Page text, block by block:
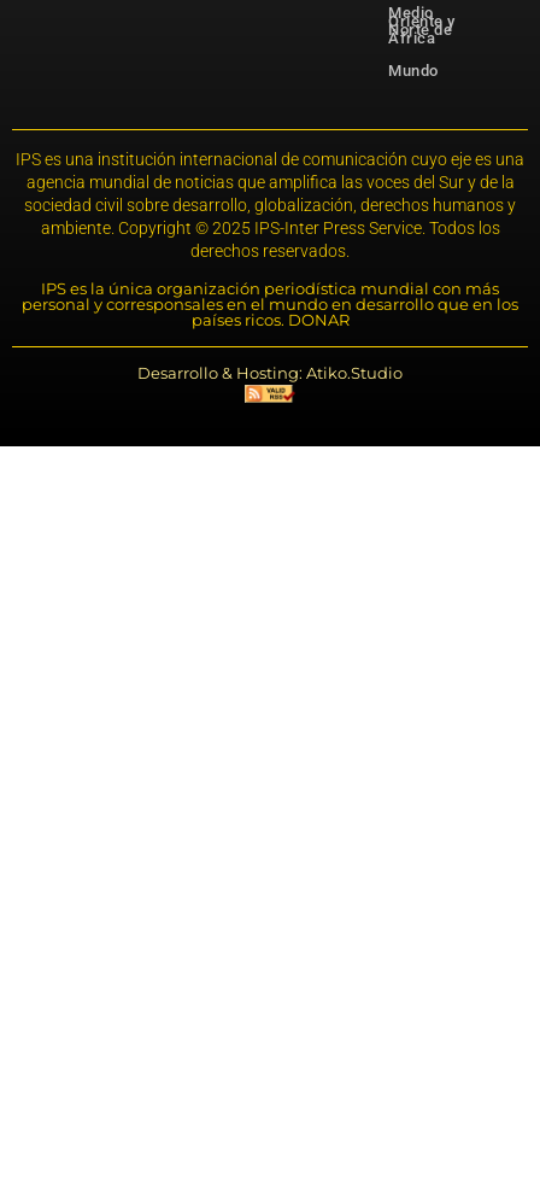
Medio
Oriente y
Norte de
África
Mundo
IPS es una institución internacional de comunicación cuyo eje es una
agencia mundial de noticias que amplifica las voces del Sur y de la
sociedad civil sobre desarrollo, globalización, derechos humanos y
ambiente. Copyright © 2025 IPS-Inter Press Service. Todos los
derechos reservados.
IPS es la única organización periodística mundial con más
personal y corresponsales en el mundo en desarrollo que en los
países ricos. DONAR
Desarrollo & Hosting: Atiko.Studio